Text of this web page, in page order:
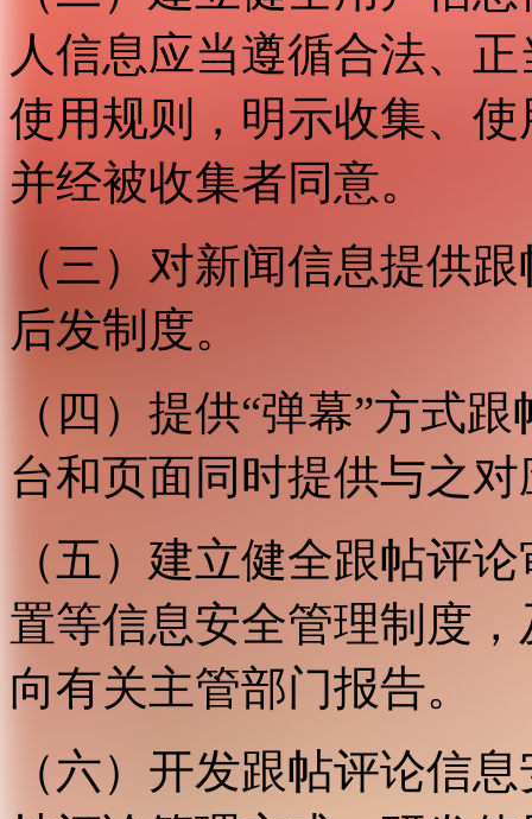
人信息应当遵循合法、
使用规则，明示收集、
并经被收集者同意。
（三）对新闻信息提供
后发制度。
（四）提供“弹幕”方式
台和页面同时提供与之
（五）建立健全跟帖评
置等信息安全管理制度
向有关主管部门报告。
（六）开发跟帖评论信